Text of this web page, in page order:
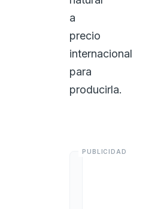
a
precio
internacional
para
producirla.